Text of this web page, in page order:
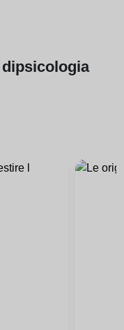
psicologia